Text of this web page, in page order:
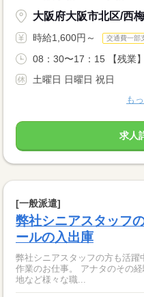
大阪府大阪市北区/西
時給1,600円～ 交通費一部
08：30〜17：15 【残業
土曜日 日曜日 祝日
も
求人
[一般派遣]
弊社シニアスタッフ
ールの入出庫
弊社シニアスタッフの方も活躍中
作業のお仕事。 アナタのその経験活かせる
地など様々な職...